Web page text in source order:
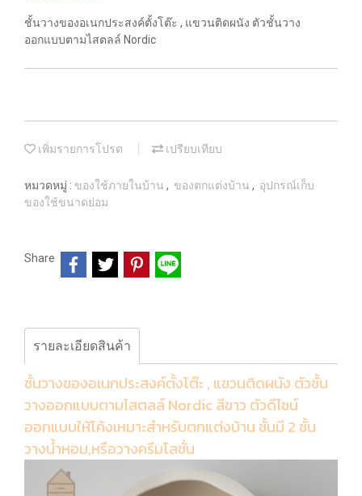
ชั้นวางของอเนกประสงค์ตั้งโต๊ะ , แขวนติดผนัง ตัวชั้นวาง
ออกแบบตามไสตลล์ Nordic
เพิ่มรายการโปรด เปรียบเทียบ
หมวดหมู่ : ของใช้ภายในบ้าน , ของตกแต่งบ้าน , อุปกรณ์เก็บ
ของใช้ขนาดย่อม
Share
รายละเอียดสินค้า
ชั้นวางของอเนกประสงค์ตั้งโต๊ะ , แขวนติดผนัง ตัวชั้น
วางออกแบบตามไสตลล์ Nordic สีขาว ตัวดีไซน์
ออกแบบให้โค้งเหมาะสำหรับตกแต่งบ้าน ชั้นมี 2 ชั้น
วางน้ำหอม,หรือวางครีมโลชั่น